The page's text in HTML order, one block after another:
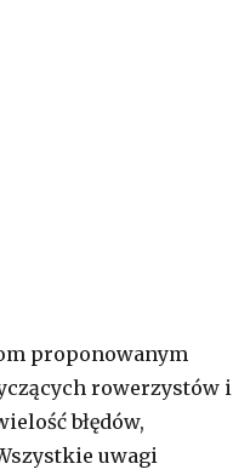
proponowanym
rowerzystów i
błędów,
uwagi